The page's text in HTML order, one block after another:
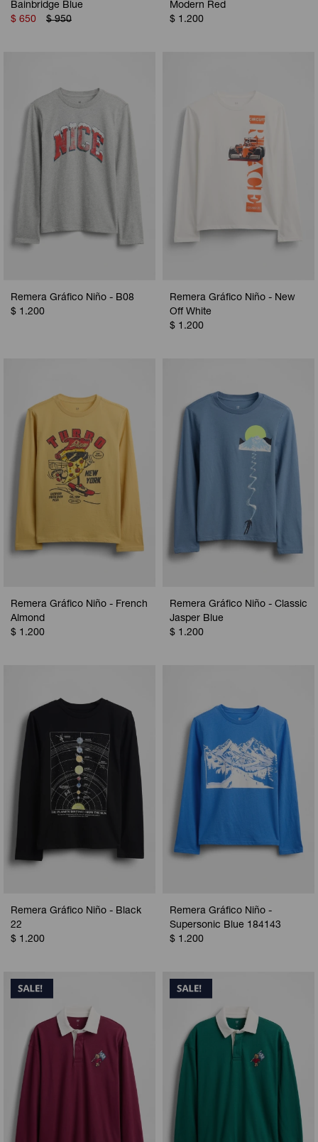
Bainbridge Blue
$ 650 $ 950
Modern Red
$ 1.200
Remera Gráfico Niño - B08
$ 1.200
Remera Gráfico Niño - New
Off White
$ 1.200
Remera Gráfico Niño - French
Almond
$ 1.200
Remera Gráfico Niño - Classic
Jasper Blue
$ 1.200
Remera Gráfico Niño - Black
22
$ 1.200
Remera Gráfico Niño -
Supersonic Blue 184143
$ 1.200